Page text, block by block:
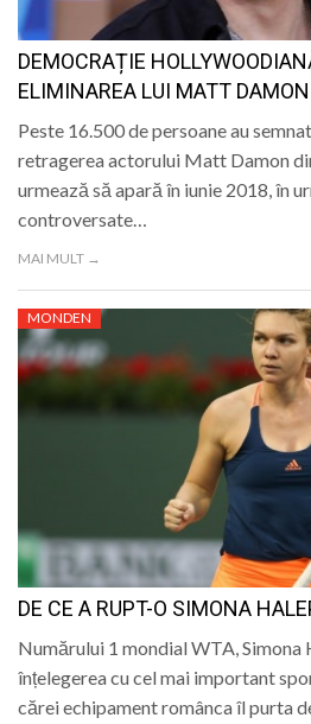
DEMOCRAȚIE
ELIMINAREA LUI MATT
Peste 16.500 de persoane au
retragerea actorului Matt Damon
urmează să apară în iunie 2018, în
controversate…
MAI MULT →
MONDEN
DE CE A RUPT-O SIMONA
Numărului 1 mondial WTA, Simona
înțelegerea cu cel mai important
cărei echipament românca îl purta